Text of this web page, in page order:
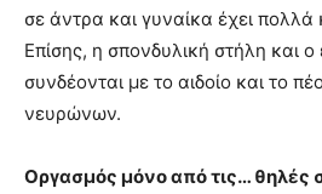
σε άντρα και γυναίκα έχει πολλά
Επίσης, η σπονδυλική στήλη και
συνδέονται με το αιδοίο και το
νευρώνων.
Οργασμός μόνο από τις… θηλές